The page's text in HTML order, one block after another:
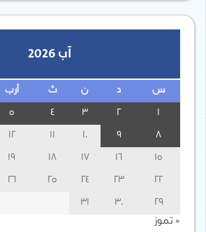
آب 2026
س ن ث أرب
3
15
16
17
18
19
22
23
24
25
26
29
30
31
« تموز